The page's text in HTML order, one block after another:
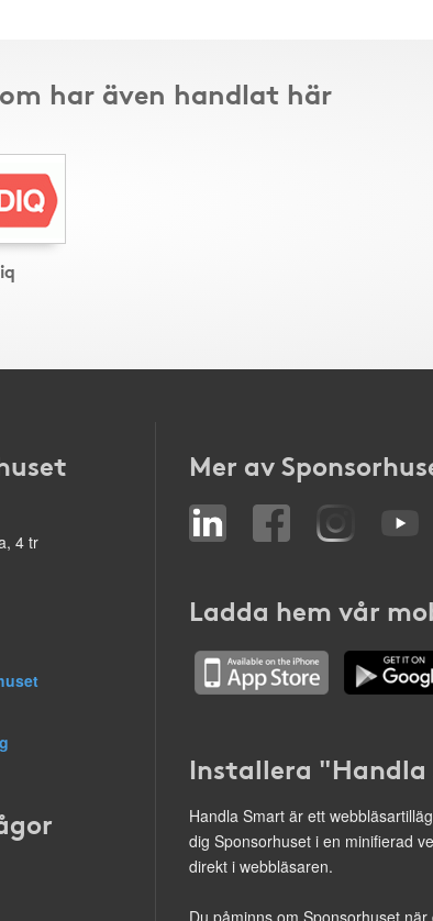
har även handlat här
4 tr
Mer av
Ladda hem vår
Installera
Handla Smart är ett
dig Sponsorhuset i en minifierad
direkt i webbläsaren.